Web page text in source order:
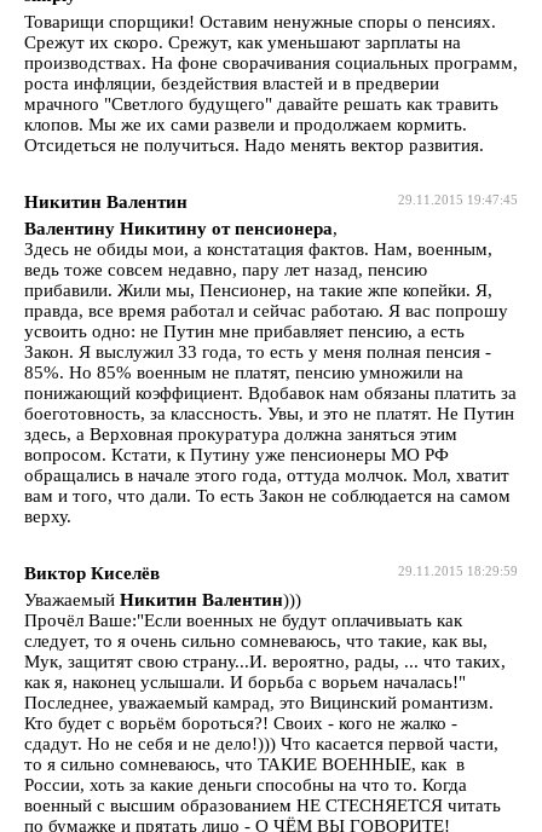
Товарищи спорщики! Оставим ненужные споры о пенсиях.
Срежут их скоро. Срежут, как уменьшают зарплаты на
производствах. На фоне сворачивания социальных программ,
роста инфляции, бездействия властей и в предверии
мрачного "Светлого будущего" давайте решать как травить
клопов. Мы же их сами развели и продолжаем кормить.
Отсидеться не получиться. Надо менять вектор развития.
29.11.2015 19:47:45
Никитин Валентин
Валентину Никитину от пенсионера,
Здесь не обиды мои, а констатация фактов. Нам, военным,
ведь тоже совсем недавно, пару лет назад, пенсию
прибавили. Жили мы, Пенсионер, на такие жпе копейки. Я,
правда, все время работал и сейчас работаю. Я вас попрошу
усвоить одно: не Путин мне прибавляет пенсию, а есть
Закон. Я выслужил 33 года, то есть у меня полная пенсия -
85%. Но 85% военным не платят, пенсию умножили на
понижающий коэффициент. Вдобавок нам обязаны платить за
боеготовность, за классность. Увы, и это не платят. Не Путин
здесь, а Верховная прокуратура должна заняться этим
вопросом. Кстати, к Путину уже пенсионеры МО РФ
обращались в начале этого года, оттуда молчок. Мол, хватит
вам и того, что дали. То есть Закон не соблюдается на самом
верху.
29.11.2015 18:29:59
Виктор Киселёв
Уважаемый Никитин Валентин)))
Прочёл Ваше:"Если военных не будут оплачивыать как
следует, то я очень сильно сомневаюсь, что такие, как вы,
Мук, защитят свою страну...И. вероятно, рады, ... что таких,
как я, наконец услышали. И борьба с ворьем началась!"
Последнее, уважаемый камрад, это Вицинский романтизм.
Кто будет с ворьём бороться?! Своих - кого не жалко -
сдадут. Но не себя и не дело!))) Что касается первой части,
то я сильно сомневаюсь, что ТАКИЕ ВОЕННЫЕ, как в
России, хоть за какие деньги способны на что то. Когда
военный с высшим образованием НЕ СТЕСНЯЕТСЯ читать
по бумажке и прятать лицо - О ЧЁМ ВЫ ГОВОРИТЕ!